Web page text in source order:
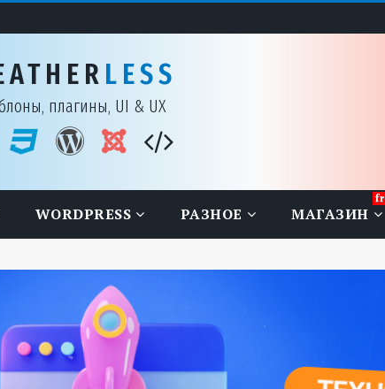
LESS
плагины, UI & UX
WORDPRESS РАЗНОЕ МАГАЗИН